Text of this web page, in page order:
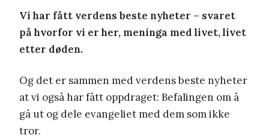
Vi har fått verdens beste nyheter – svaret
på hvorfor vi er her, meninga med livet, livet
etter døden.
Og det er sammen med verdens beste nyheter
at vi også har fått oppdraget: Befalingen om å
gå ut og dele evangeliet med dem som ikke
tror.